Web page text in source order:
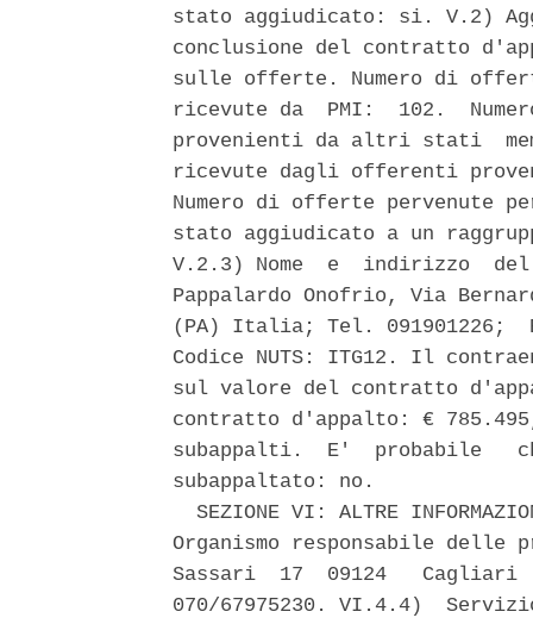
stato aggiudicato: si. V.2)
conclusione del contratto
sulle offerte. Numero di
ricevute da  PMI:  102.
provenienti da altri stati
ricevute dagli offerenti
Numero di offerte
stato aggiudicato a un
V.2.3) Nome  e  indirizzo
Pappalardo Onofrio, Via
(PA) Italia; Tel. 091901226;
Codice NUTS: ITG12. Il
sul valore del contratto
contratto d'appalto: €
subappalti.  E'  probabile
subappaltato: no.
SEZIONE VI: ALTRE
Organismo responsabile delle
Sassari  17  09124
070/67975230. VI.4.4)